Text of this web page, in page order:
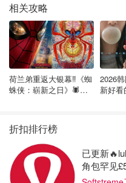
相关攻略
荷兰弟重返大银幕‼️《蜘
蛛侠：崭新之日》🕷️北
2026
新好
折扣排行榜
已更新
角包罕见